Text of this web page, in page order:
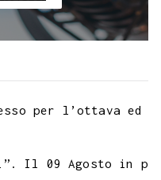
per l’ottava ed
Il 09 Agosto in p